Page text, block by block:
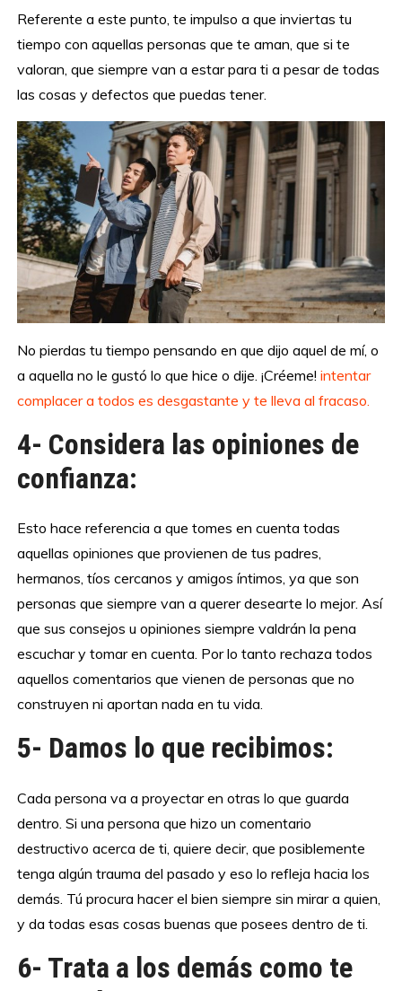
Referente a este punto, te impulso a que inviertas tu
tiempo con aquellas personas que te aman, que si te
valoran, que siempre van a estar para ti a pesar de todas
las cosas y defectos que puedas tener.
No pierdas tu tiempo pensando en que dijo aquel de mí, o
a aquella no le gustó lo que hice o dije. ¡Créeme!intentar
complacer a todos es desgastante y te lleva al fracaso.
4- Considera las opiniones de
confianza:
Esto hace referencia a que tomes en cuenta todas
aquellas opiniones que provienen de tus padres,
hermanos, tíos cercanos y amigos íntimos, ya que son
personas que siempre van a querer desearte lo mejor. Así
que sus consejos u opiniones siempre valdrán la pena
escuchar y tomar en cuenta. Por lo tanto rechaza todos
aquellos comentarios que vienen de personas que no
construyen ni aportan nada en tu vida.
5- Damos lo que recibimos:
Cada persona va a proyectar en otras lo que guarda
dentro. Si una persona que hizo un comentario
destructivo acerca de ti, quiere decir, que posiblemente
tenga algún trauma del pasado y eso lo refleja hacia los
demás. Tú procura hacer el bien siempre sin mirar a quien,
y da todas esas cosas buenas que posees dentro de ti.
6- Trata a los demás como te